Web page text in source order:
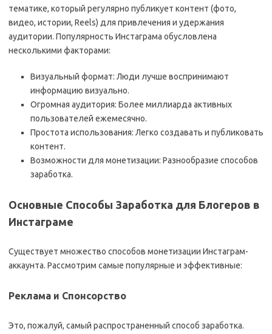
тематике, который регулярно публикует контент (фото,
видео, истории, Reels) для привлечения и удержания
аудитории. Популярность Инстаграма обусловлена
несколькими факторами:
Визуальный формат: Люди лучше воспринимают
информацию визуально.
Огромная аудитория: Более миллиарда активных
пользователей ежемесячно.
Простота использования: Легко создавать и публиковать
контент.
Возможности для монетизации: Разнообразие способов
заработка.
Основные Способы Заработка для Блогеров в
Инстаграме
Существует множество способов монетизации Инстаграм-
аккаунта. Рассмотрим самые популярные и эффективные:
Реклама и Спонсорство
Это, пожалуй, самый распространенный способ заработка.